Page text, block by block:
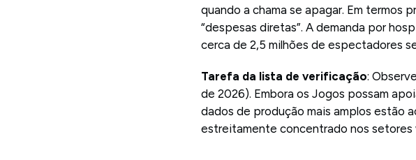
quando a chama se apagar. Em termos
“despesas diretas”. A demanda por
cerca de 2,5 milhões de espectadores
Tarefa da lista de verificação:
de 2026). Embora os Jogos possam
dados de produção mais amplos estão
estreitamente concentrado nos setores